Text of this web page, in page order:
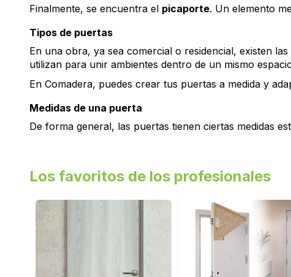
Finalmente, se encuentra el picaporte. Un elemento
Tipos de puertas
En una obra, ya sea comercial o residencial, existen
utilizan para unir ambientes dentro de un mismo
En Comadera, puedes crear tus puertas a medida y
Medidas de una puerta
De forma general, las puertas tienen ciertas medidas
Los favoritos de los profesionales